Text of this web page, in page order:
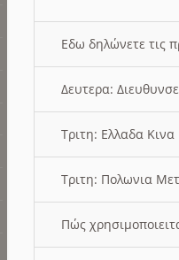
Εδω δηλώνετε τις
Δευτερα:
Τριτη: Ελλαδα
Τριτη: Πολωνια
Πώς